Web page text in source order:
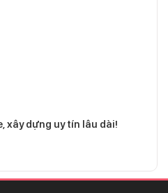
xây dựng uy tín lâu dài!